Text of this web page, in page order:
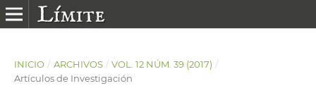
INICIO / ARCHIVOS / VOL. 12 NÚM. 39 (2017) /
Artículos de Investigación